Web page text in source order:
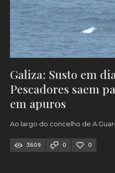
Galiza: Susto em
Pescadores saem
em apuros
Ao largo do concelho de A
3609 0 0